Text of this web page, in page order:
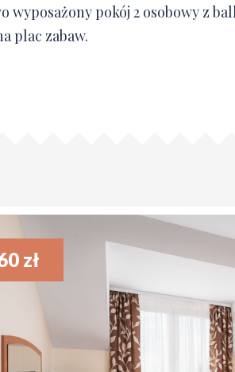
wyposażony pokój 2 osobowy z
plac zabaw.
zł